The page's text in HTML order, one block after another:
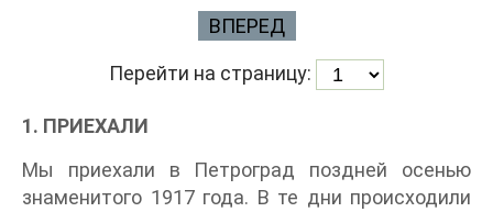
ВПЕРЕД
Перейти на страницу:
1. ПРИЕХАЛИ
Мы приехали в Петроград поздней осенью
знаменитого 1917 года. В те дни происходили